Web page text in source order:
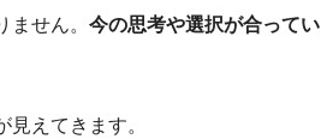
せん。 今の思考や選択が合って
えてきます。